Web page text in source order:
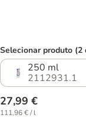
Selecionar produto (2
250 ml
2112931.1
27,99 €
111,96 € / l